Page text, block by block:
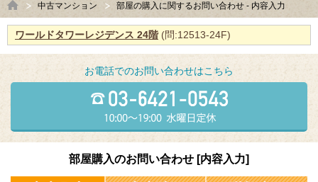
中古マンション 部屋の購入に関するお問い合わせ - 内容入力
ワールドタワーレジデンス 24階(問:12513-24F)
お電話でのお問い合わせはこちら
部屋購入のお問い合わせ [内容入力]